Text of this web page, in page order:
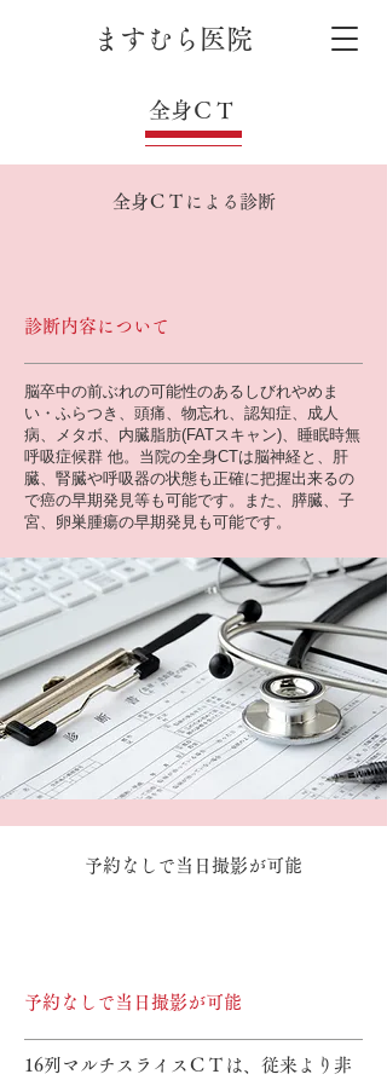
ますむら医院
全身ＣＴ
全身ＣＴによる診断
診断内容について
脳卒中の前ぶれの可能性のあるしびれやめま
い・ふらつき、頭痛、物忘れ、認知症、成人
病、メタボ、内臓脂肪(FATスキャン)、睡眠時無
呼吸症候群 他。当院の全身CTは脳神経と、肝
臓、腎臓や呼吸器の状態も正確に把握出来るの
で癌の早期発見等も可能です。また、膵臓、子
宮、卵巣腫瘍の早期発見も可能です。
予約なしで当日撮影が可能
予約なしで当日撮影が可能
16列マルチスライスＣＴは、従来より非